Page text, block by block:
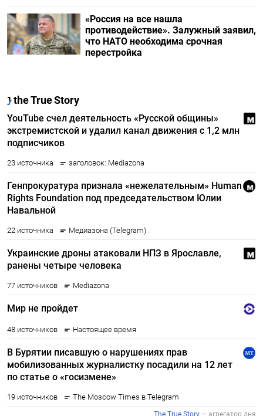
«Россия на все нашла
противодействие». Залужный заявил,
что НАТО необходима срочная
перестройка